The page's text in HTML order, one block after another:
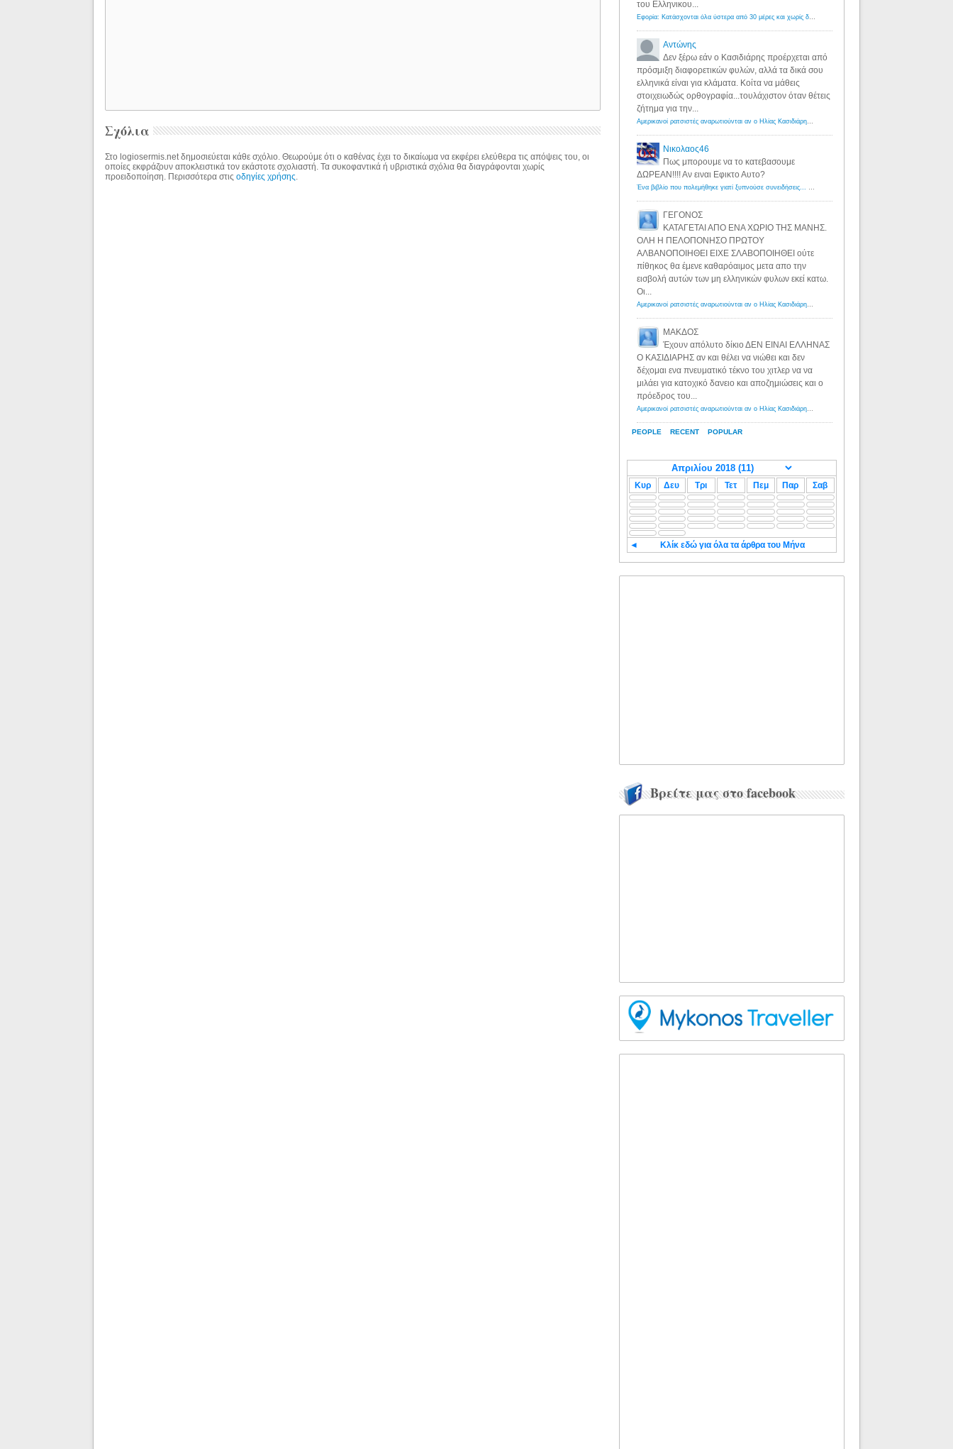
Σχόλια
Στο logiosermis.net δημοσιεύεται κάθε σχόλιο. Θεωρούμε ότι ο καθένας έχει το δικαίωμα να εκφέρει ελεύθερα τις απόψεις του, οι
οποίες εκφράζουν αποκλειστικά τον εκάστοτε σχολιαστή. Τα συκοφαντικά ή υβριστικά σχόλια θα διαγράφονται χωρίς
προειδοποίηση. Περισσότερα στιςοδηγίες χρήσης
PEOPLE RECENT POPULAR
του Ελληνικου...
Εφορία: Κατάσχονται όλα ύστερα από 30 μέρες και χωρίς δικαστικές αποφάσεις - Λόγιος Ερμής
Αντώνης
Δεν ξέρω εάν ο Κασιδιάρης προέρχεται από
πρόσμιξη διαφορετικών φυλών, αλλά τα δικά σου
ελληνικά είναι για κλάματα. Κοίτα να μάθεις
στοιχειωδώς ορθογραφία...τουλάχιστον όταν θέτεις
ζήτημα για την...
Αμερικανοί ρατσιστές αναρωτιούνται αν ο Ηλίας Κασιδιάρης ανήκει στη λευκή φυλή... - Λόγιος Ερμής
Νικολαος46
Πως μπορουμε να το κατεβασουμε
ΔΩΡΕΑΝ!!!! Αν ειναι Εφικτο Αυτο?
Ένα βιβλίο που πολεμήθηκε γιατί ξυπνούσε συνειδήσεις... - Λόγιος Ερμής | Η γνώση ξεκινάει με την αναζήτηση...
ΓΕΓΟΝΟΣ
ΚΑΤΑΓΕΤΑΙ ΑΠΟ ΕΝΑ ΧΩΡΙΟ ΤΗΣ ΜΑΝΗΣ.
ΟΛΗ Η ΠΕΛΟΠΟΝΗΣΟ ΠΡΩΤΟΥ
ΑΛΒΑΝΟΠΟΙΗΘΕΙ ΕΙΧΕ ΣΛΑΒΟΠΟΙΗΘΕΙ ούτε
πίθηκος θα έμενε καθαρόαιμος μετα απο την
εισβολή αυτών των μη ελληνικών φυλων εκεί κατω.
Οι...
Αμερικανοί ρατσιστές αναρωτιούνται αν ο Ηλίας Κασιδιάρης ανήκει στη λευκή φυλή... - Λόγιος Ερμής
ΜΑΚΔΟΣ
Έχουν απόλυτο δίκιο ΔΕΝ ΕΙΝΑΙ ΕΛΛΗΝΑΣ
Ο ΚΑΣΙΔΙΑΡΗΣ αν και θέλει να νιώθει και δεν
δέχομαι ενα πνευματικό τέκνο του χιτλερ να να
μιλάει για κατοχικό δανειο και αποζημιώσεις και ο
πρόεδρος του...
Αμερικανοί ρατσιστές αναρωτιούνται αν ο Ηλίας Κασιδιάρης ανήκει στη λευκή φυλή... - Λόγιος Ερμής
Κυρ Δευ Τρι Τετ Πεμ Παρ Σαβ
◄ Κλίκ εδώ για όλα τα άρθρα του Μήνα
Βρείτε μας στο facebook